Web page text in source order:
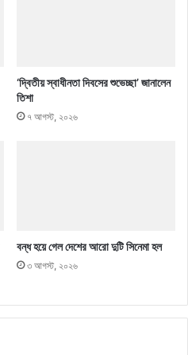
‘দ্বিতীয় স্বাধীনতা দিবসের শুভেচ্ছা’ জানালেন
তিশা
৭ আগস্ট, ২০২৬
বন্ধ হয়ে গেল দেশের আরো দুটি সিনেমা হল
৩ আগস্ট, ২০২৬